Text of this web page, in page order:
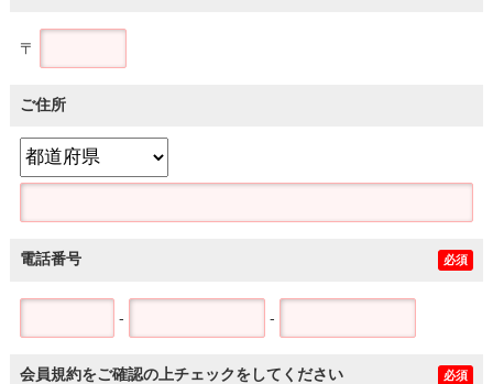
〒
ご住所
電話番号 必須
- -
会員規約をご確認の上チェックをしてください 必須